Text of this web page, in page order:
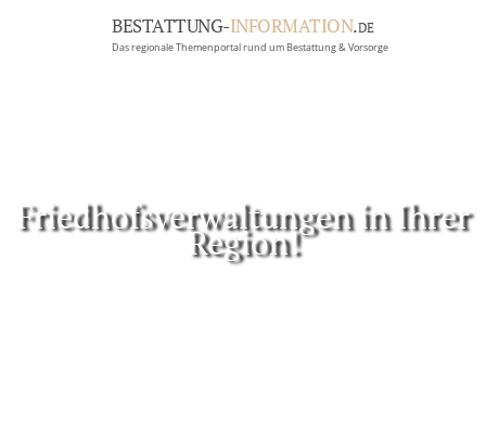
BESTATTUNG-INFORMATION.DE
Das regionale Themenportal rund um Bestattung & Vorsorge
Friedhofsverwaltungen in Ihrer
Region!